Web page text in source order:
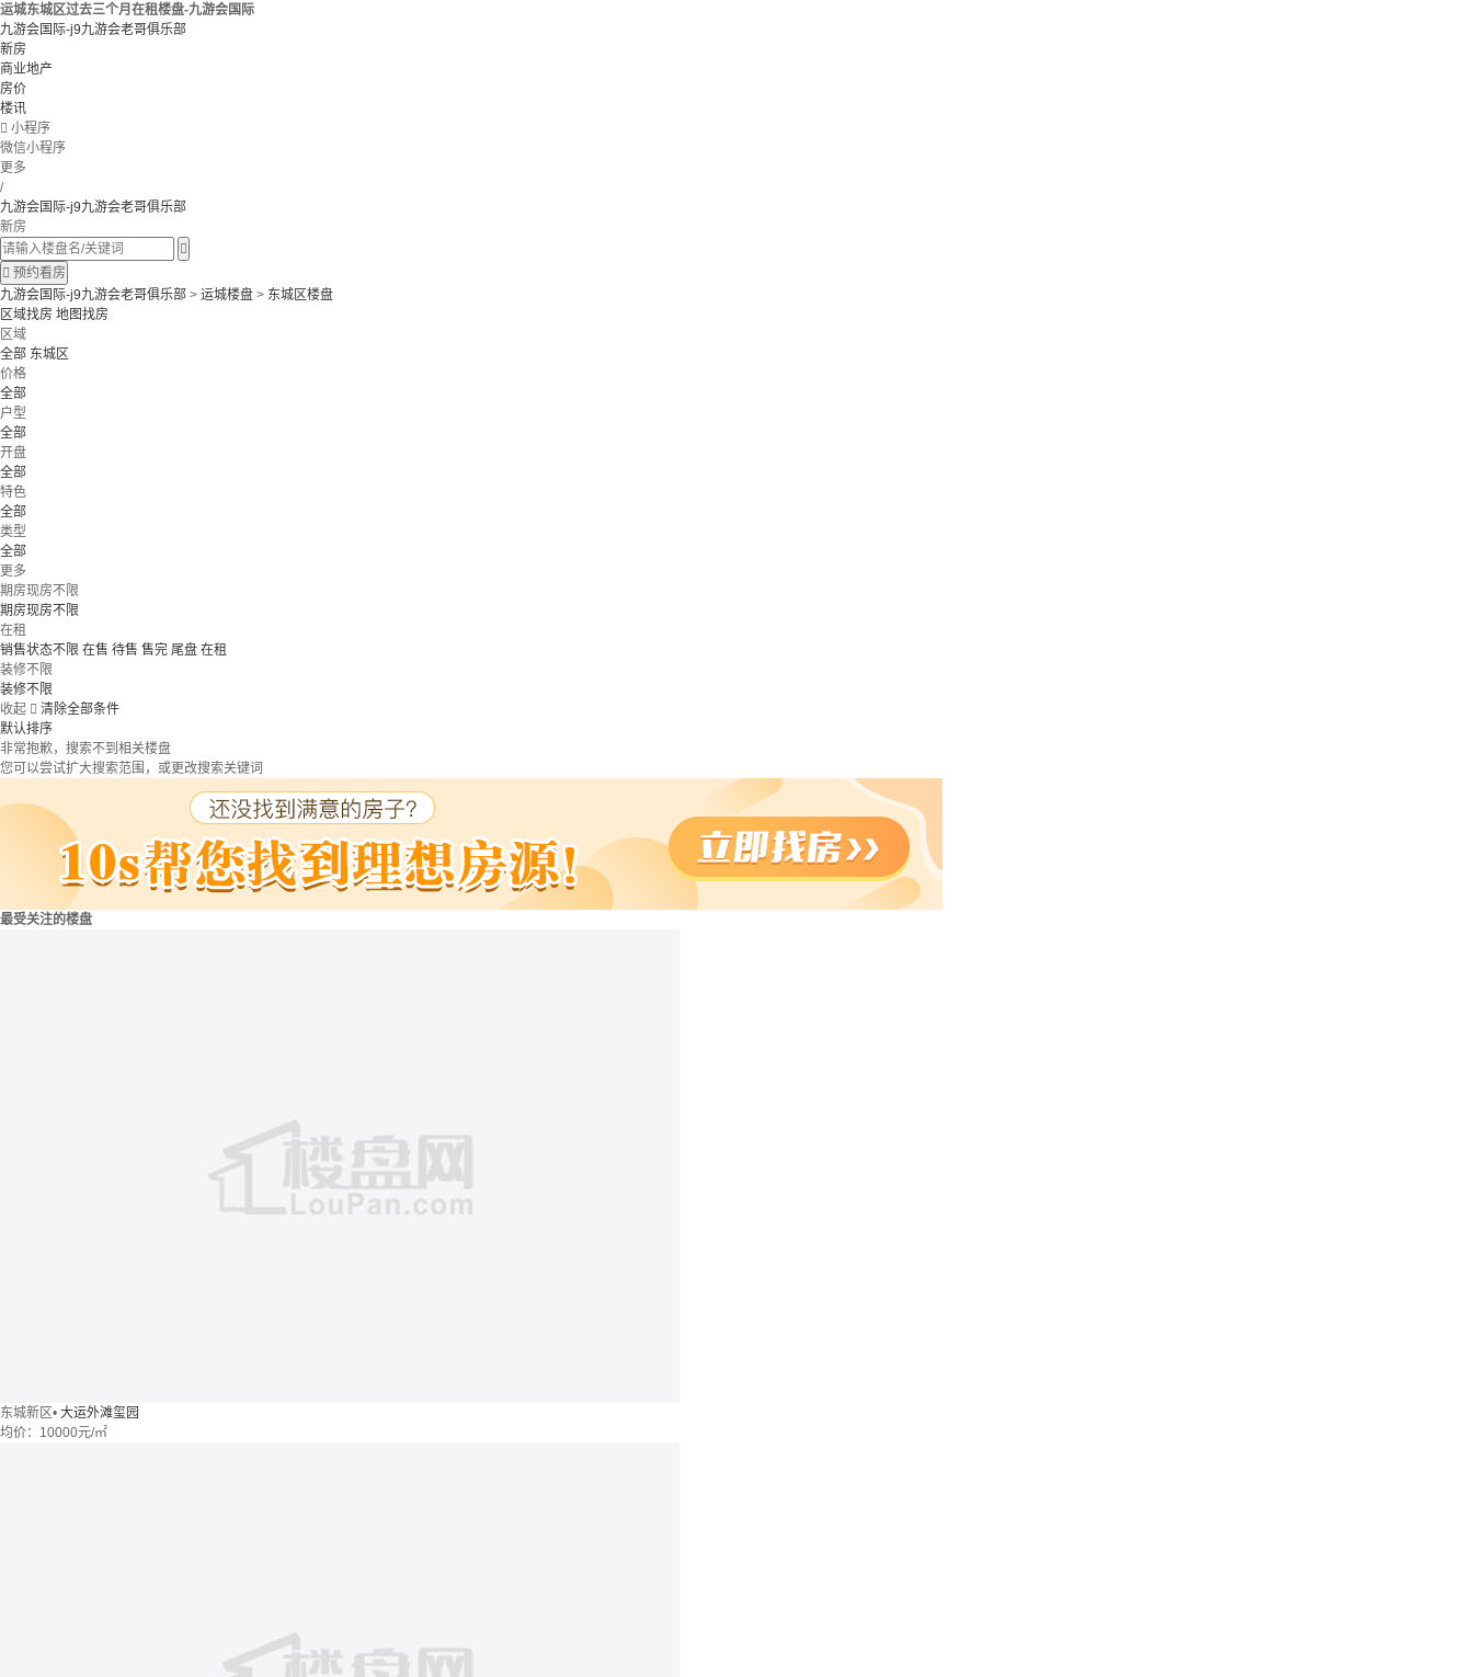
运城东城区过去三个月在租楼盘-九游会国际
九游会国际-j9九游会老哥俱乐部
新房
商业地产
房价
楼讯
 小程序
微信小程序
更多
/
九游会国际-j9九游会老哥俱乐部
新房

 预约看房
九游会国际-j9九游会老哥俱乐部 > 运城楼盘 > 东城区楼盘
区域找房 地图找房
区域
全部 东城区
价格
全部
户型
全部
开盘
全部
特色
全部
类型
全部
更多
期房现房不限
期房现房不限
在租
销售状态不限 在售 待售 售完 尾盘 在租
装修不限
装修不限
收起  清除全部条件
默认排序
非常抱歉，搜索不到相关楼盘
您可以尝试扩大搜索范围，或更改搜索关键词
最受关注的楼盘
东城新区• 大运外滩玺园
均价： 10000元/㎡